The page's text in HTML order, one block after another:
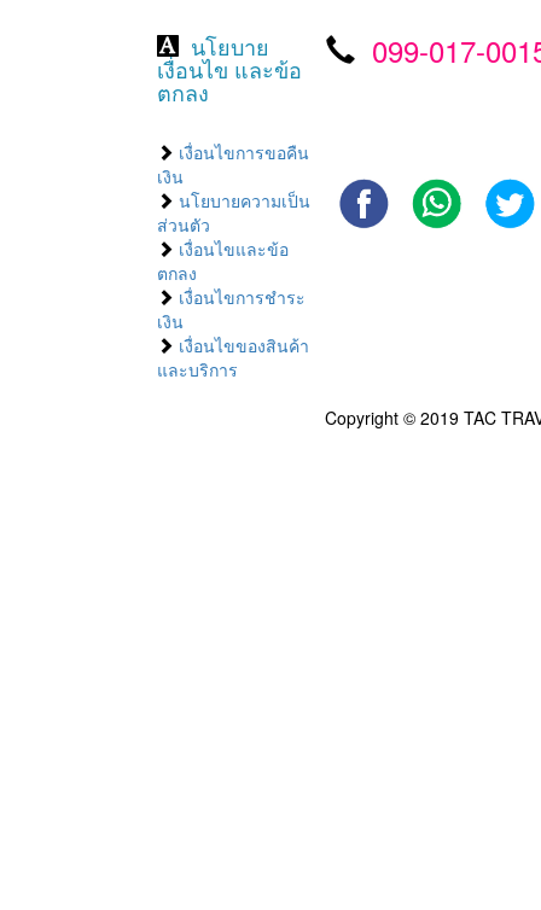
099-017-
นโยบาย
เงื่อนไข และข้อ
ตกลง
เงื่อนไขการขอคืน
เงิน
นโยบายความเป็น
ส่วนตัว
เงื่อนไขและข้อ
ตกลง
เงื่อนไขการชำระ
เงิน
เงื่อนไขของสินค้า
และบริการ
Copyright © 2019 TAC